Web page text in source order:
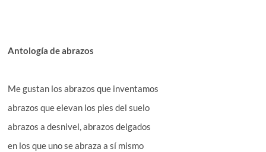
Antología de abrazos
Me gustan los abrazos que inventamos
abrazos que elevan los pies del suelo
abrazos a desnivel, abrazos delgados
en los que uno se abraza a sí mismo